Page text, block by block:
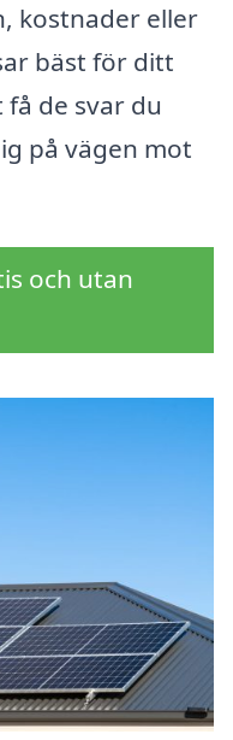
kostnader eller
bäst för ditt
de svar du
på vägen mot
och utan